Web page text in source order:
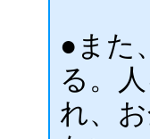
●また
る。
れ、